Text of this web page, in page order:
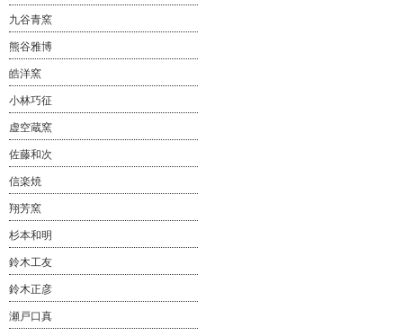
九谷青窯
熊谷雅博
皓洋窯
小林巧征
虚空蔵窯
佐藤和次
信楽焼
翔芳窯
杉本和明
鈴木工友
鈴木正彦
瀬戸口真